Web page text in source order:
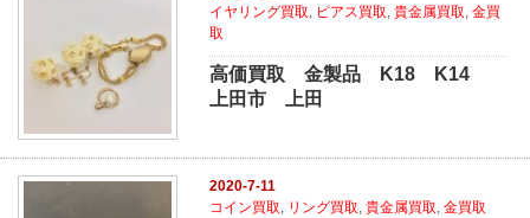
イヤリング買取, ピアス買取,貴金属買取,金買
取
高価買取 金製品 K18 K14
上田市 上田
2020-7-11
コイン買取, リング買取,貴金属買取,金買取